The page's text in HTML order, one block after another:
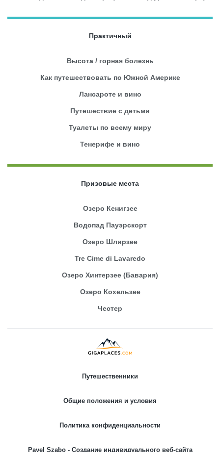
Практичный
Высота / горная болезнь
Как путешествовать по Южной Америке
Лансароте и вино
Путешествие с детьми
Туалеты по всему миру
Тенерифе и вино
Призовые места
Озеро Кенигзее
Водопад Пауэрскорт
Озеро Шлирзее
Tre Cime di Lavaredo
Озеро Хинтерзее (Бавария)
Озеро Кохельзее
Честер
Путешественники
Общие положения и условия
Политика конфиденциальности
Pavel Szabo - Создание индивидуального веб-сайта